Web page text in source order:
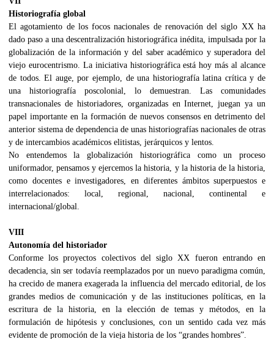
Historiografía global
El agotamiento de los focos nacionales de renovación del siglo XX ha
dado paso a una descentralización historiográfica inédita, impulsada por la
globalización de la información y del saber académico y superadora del
viejo eurocentrismo. La iniciativa historiográfica está hoy más al alcance
de todos. El auge, por ejemplo, de una historiografía latina crítica y de
una historiografía poscolonial, lo demuestran. Las comunidades
transnacionales de historiadores, organizadas en Internet, juegan ya un
papel importante en la formación de nuevos consensos en detrimento del
anterior sistema de dependencia de unas historiografías nacionales de otras
y de intercambios académicos elitistas, jerárquicos y lentos.
No entendemos la globalización historiográfica como un proceso
uniformador, pensamos y ejercemos la historia, y la historia de la historia,
como docentes e investigadores, en diferentes ámbitos superpuestos e
interrelacionados: local, regional, nacional, continental e
internacional/global.
VIII
Autonomía del historiador
Conforme los proyectos colectivos del siglo XX fueron entrando en
decadencia, sin ser todavía reemplazados por un nuevo paradigma común,
ha crecido de manera exagerada la influencia del mercado editorial, de los
grandes medios de comunicación y de las instituciones políticas, en la
escritura de la historia, en la elección de temas y métodos, en la
formulación de hipótesis y conclusiones, con un sentido cada vez más
evidente de promoción de la vieja historia de los “grandes hombres”.